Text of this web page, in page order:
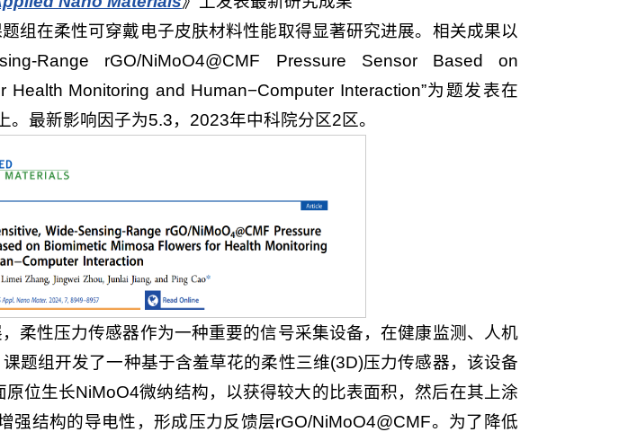
组在柔性可穿戴电子皮肤材料性能取得显著研究进展。相关成果以
Range rGO/NiMoO4@CMF Pressure Sensor Based on
Health Monitoring and Human−Computer Interaction”为题发表在
上。最新影响因子为5.3，2023年中科院分区2区。
柔性压力传感器作为一种重要的信号采集设备，在健康监测、人机
题组开发了一种基于含羞草花的柔性三维(3D)压力传感器，该设备
位生长NiMoO4微纳结构，以获得较大的比表面积，然后在其上涂
强结构的导电性，形成压力反馈层rGO/NiMoO4@CMF。为了降低